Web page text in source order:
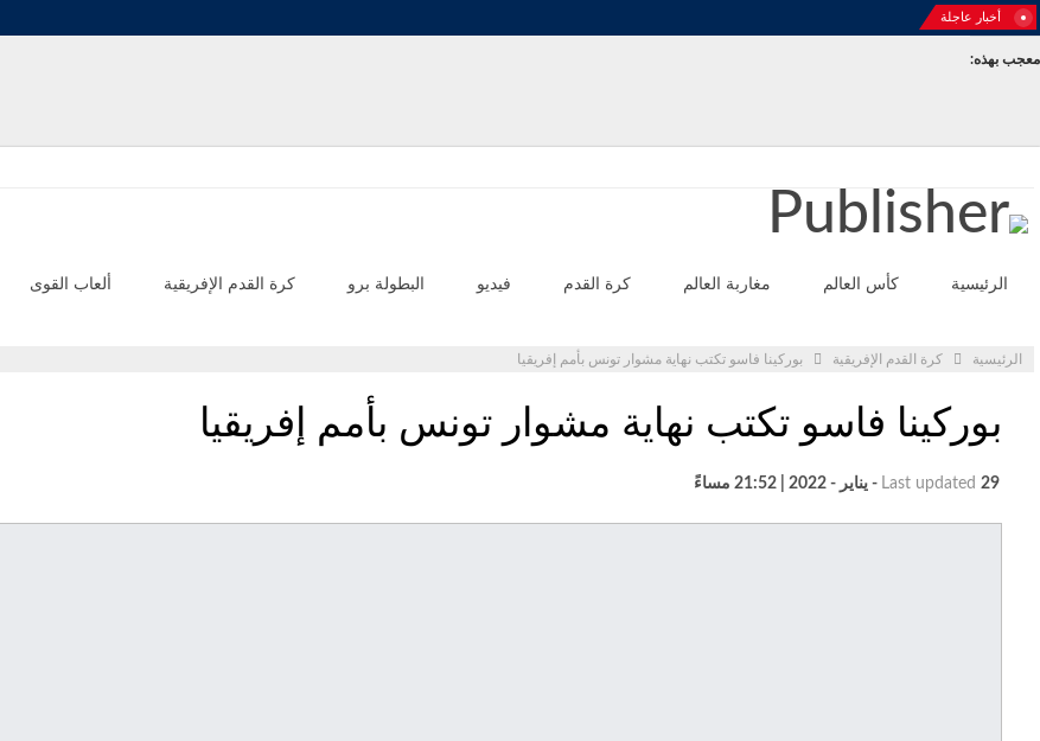
أخبار عاجلة
معجب بهذه:
الرئيسية كأس العالم مغاربة العالم كرة القدم فيديو البطولة برو كرة القدم الإفريقية ألعاب القوى
الرئيسية كرة القدم الإفريقية بوركينا فاسو تكتب نهاية مشوار تونس بأمم إفريقيا
بوركينا فاسو تكتب نهاية مشوار تونس بأمم إفريقيا
Last updated 29 - يناير - 2022 | 21:52 مساءً